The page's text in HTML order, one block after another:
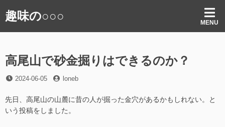
ン
へ
キ
プ
趣味の○○○ MENU
高尾山で砂金掘りはできるのか？
投
日
2024-06-05
投
者
loneb
先日、高尾山の山麓に昔の人が掘った金穴があるかもしれない。と
いう投稿をしました。